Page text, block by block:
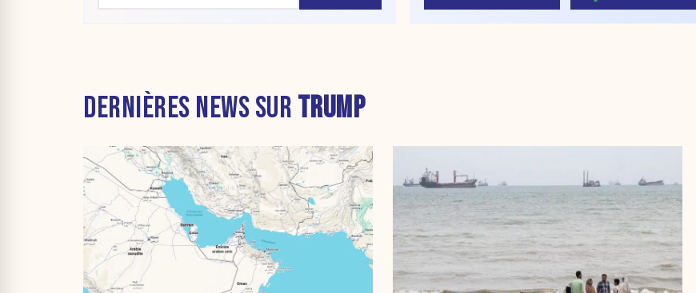
DERNIÈRES NEWS SUR TRUMP